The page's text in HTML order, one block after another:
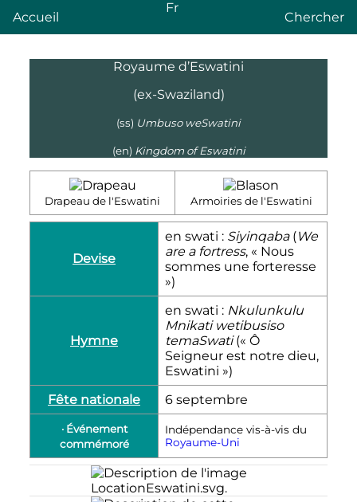
Accueil
Fr
Chercher
Royaume d’Eswatini
(ex-Swaziland)
(ss) Umbuso weSwatini
(en) Kingdom of Eswatini
Drapeau de l'Eswatini Armoiries de l'Eswatini
Devise
en swati : Siyinqaba (We
are a fortress, « Nous
sommes une forteresse
»)
Hymne
en swati : Nkulunkulu
Mnikati wetibusiso
temaSwati (« Ô
Seigneur est notre dieu,
Eswatini »)
Fête nationale
6 septembre
· Événement
commémoré
Indépendance vis-à-vis du
Royaume-Uni